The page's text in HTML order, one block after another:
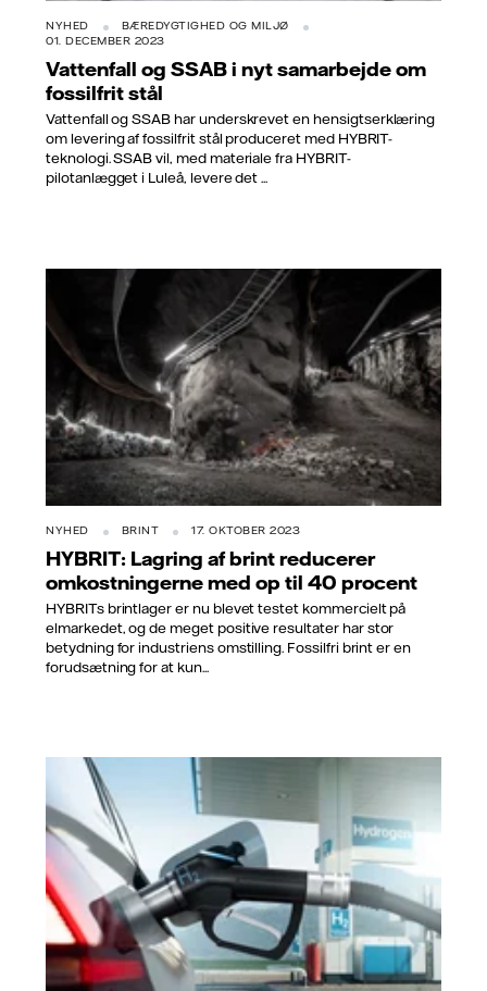
NYHED
BÆREDYGTIGHED OG MILJØ
01. DECEMBER 2023
Vattenfall og SSAB i nyt samarbejde om
fossilfrit stål
Vattenfall og SSAB har underskrevet en hensigtserklæring
om levering af fossilfrit stål produceret med HYBRIT-
teknologi. SSAB vil, med materiale fra HYBRIT-
pilotanlægget i Luleå, levere det ...
NYHED BRINT 17. OKTOBER 2023
HYBRIT: Lagring af brint reducerer
omkostningerne med op til 40 procent
HYBRITs brintlager er nu blevet testet kommercielt på
elmarkedet, og de meget positive resultater har stor
betydning for industriens omstilling. Fossilfri brint er en
forudsætning for at kun...